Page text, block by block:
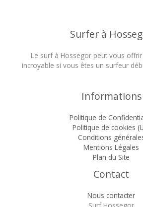
Surfer à
Le surf à Hossegor peut vous
incroyable si vous êtes un surfeur
Informations
Politique de
Politique de cookies
Conditions
Mentions Légales
Plan du Site
Contact
Nous contacter